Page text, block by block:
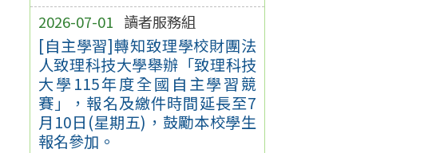
2026-07-01 讀者服務組
[自主學習]轉知致理學校財團法
人致理科技大學舉辦「致理科技
大學115年度全國自主學習競
賽」，報名及繳件時間延長至7
月10日(星期五)，鼓勵本校學生
報名參加。